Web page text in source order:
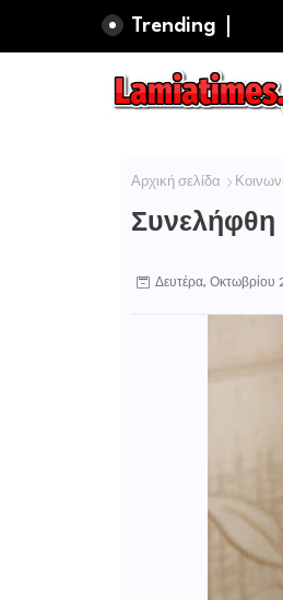
Trending
Αρχική σελίδα
Συνελήφθη
Δευτέρα, Οκτωβρίου